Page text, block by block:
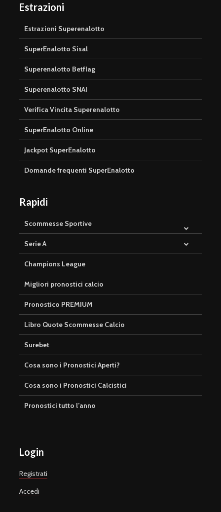
Estrazioni
Estrazioni Superenalotto
SuperEnalotto Sisal
Superenalotto Betflag
Superenalotto SNAI
Verifica Vincita Superenalotto
SuperEnalotto Online
Jackpot SuperEnalotto
Domande frequenti SuperEnalotto
Rapidi
Scommesse Sportive
Serie A
Champions League
Migliori pronostici calcio
Pronostico PREMIUM
Libro Quote Scommesse Calcio
Surebet
Cosa sono i Pronostici Aperti?
Cosa sono i Pronostici Calcistici
Pronostici tutto l’anno
Login
Registrati
Accedi